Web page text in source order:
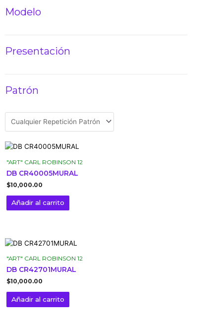
Modelo
Presentación
Patrón
"ART" CARL ROBINSON 12
DB CR40005MURAL
$10,000.00
Añadir al carrito
"ART" CARL ROBINSON 12
DB CR42701MURAL
$10,000.00
Añadir al carrito